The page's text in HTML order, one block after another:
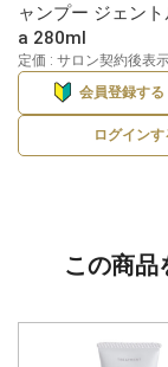
ャンプー ジェン
a 280ml
定価 : サロン契約後表
会員登録する
ログインす
この商品